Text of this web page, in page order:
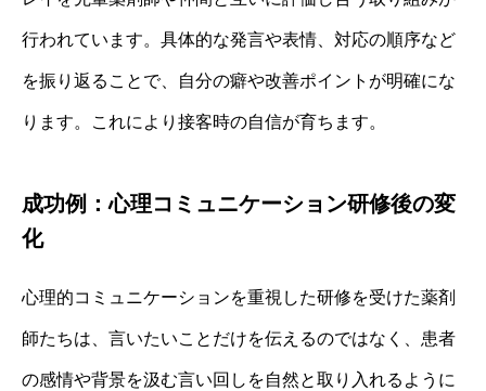
行われています。具体的な発言や表情、対応の順序など
を振り返ることで、自分の癖や改善ポイントが明確にな
ります。これにより接客時の自信が育ちます。
成功例：心理コミュニケーション研修後の変
化
心理的コミュニケーションを重視した研修を受けた薬剤
師たちは、言いたいことだけを伝えるのではなく、患者
の感情や背景を汲む言い回しを自然と取り入れるように